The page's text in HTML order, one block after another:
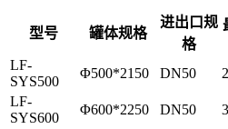
型号 罐体规格
进出口规
格
LF-
SYS500
Φ500*2150 DN50 2
LF-
SYS600
Φ600*2250 DN50 3